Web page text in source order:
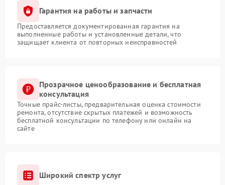
Гарантия на работы и запчасти
Предоставляется документированная гарантия на
выполненные работы и установленные детали, что
защищает клиента от повторных неисправностей
Прозрачное ценообразование и бесплатная
консультация
Точные прайс-листы, предварительная оценка стоимости
ремонта, отсутствие скрытых платежей и возможность
бесплатной консультации по телефону или онлайн на
сайте
Широкий спектр услуг